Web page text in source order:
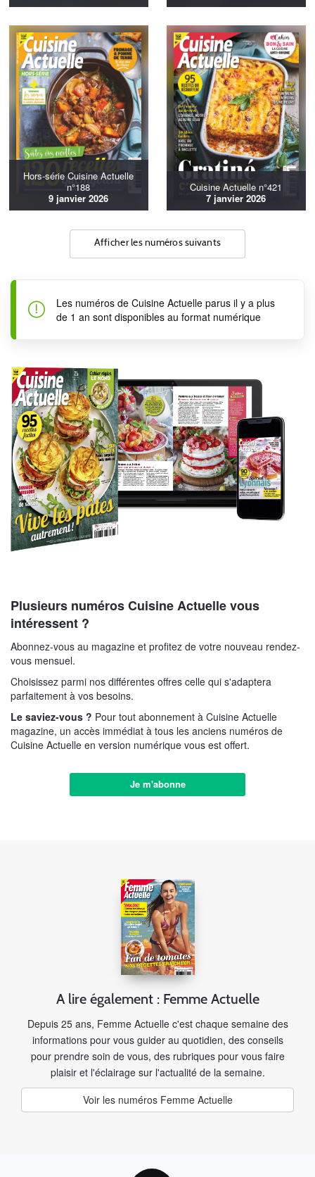
Hors-série Cuisine Actuelle
n°188
9 janvier 2026
Cuisine Actuelle n°421
7 janvier 2026
Afficher les numéros suivants
Les numéros de Cuisine Actuelle parus il y a plus
de 1 an sont disponibles au format numérique
Plusieurs numéros Cuisine Actuelle vous
intéressent ?
Abonnez-vous au magazine et profitez de votre nouveau rendez-
vous mensuel.
Choisissez parmi nos différentes offres celle qui s'adaptera
parfaitement à vos besoins.
Le saviez-vous ? Pour tout abonnement à Cuisine Actuelle
magazine, un accès immédiat à tous les anciens numéros de
Cuisine Actuelle en version numérique vous est offert.
Je m'abonne
A lire également : Femme Actuelle
Depuis 25 ans, Femme Actuelle c'est chaque semaine des
informations pour vous guider au quotidien, des conseils
pour prendre soin de vous, des rubriques pour vous faire
plaisir et l'éclairage sur l'actualité de la semaine.
Voir les numéros Femme Actuelle